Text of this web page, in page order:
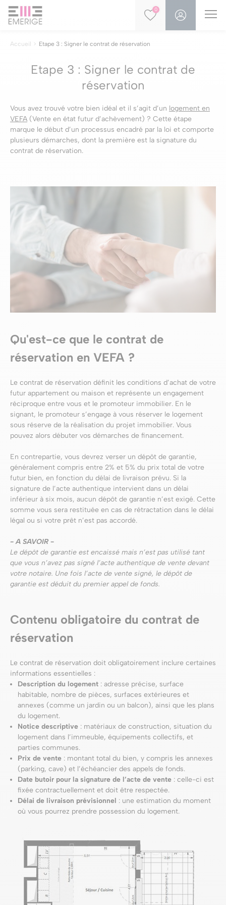
0
Accueil Etape 3 : Signer le contrat de réservation
Etape 3 : Signer le contrat de
réservation
Vous avez trouvé votre bien idéal et il s’agit d’un logement en
VEFA (Vente en état futur d’achèvement) ? Cette étape
marque le début d’un processus encadré par la loi et comporte
plusieurs démarches, dont la première est la signature du
contrat de réservation.
Qu'est-ce que le contrat de
réservation en VEFA ?
Le contrat de réservation définit les conditions d’achat de votre
futur appartement ou maison et représente un engagement
réciproque entre vous et le promoteur immobilier. En le
signant, le promoteur s’engage à vous réserver le logement
sous réserve de la réalisation du projet immobilier. Vous
pouvez alors débuter vos démarches de financement.
En contrepartie, vous devrez verser un dépôt de garantie,
généralement compris entre 2% et 5% du prix total de votre
futur bien, en fonction du délai de livraison prévu. Si la
signature de l’acte authentique intervient dans un délai
inférieur à six mois, aucun dépôt de garantie n’est exigé. Cette
somme vous sera restituée en cas de rétractation dans le délai
légal ou si votre prêt n’est pas accordé.
- A SAVOIR -
Le dépôt de garantie est encaissé mais n’est pas utilisé tant
que vous n’avez pas signé l’acte authentique de vente devant
votre notaire. Une fois l’acte de vente signé, le dépôt de
garantie est déduit du premier appel de fonds.
Contenu obligatoire du contrat de
réservation
Le contrat de réservation doit obligatoirement inclure certaines
informations essentielles :
Description du logement : adresse précise, surface
habitable, nombre de pièces, surfaces extérieures et
annexes (comme un jardin ou un balcon), ainsi que les plans
du logement.
Notice descriptive : matériaux de construction, situation du
logement dans l’immeuble, équipements collectifs, et
parties communes.
Prix de vente : montant total du bien, y compris les annexes
(parking, cave) et l’échéancier des appels de fonds.
Date butoir pour la signature de l’acte de vente : celle-ci est
fixée contractuellement et doit être respectée.
Délai de livraison prévisionnel : une estimation du moment
où vous pourrez prendre possession du logement.